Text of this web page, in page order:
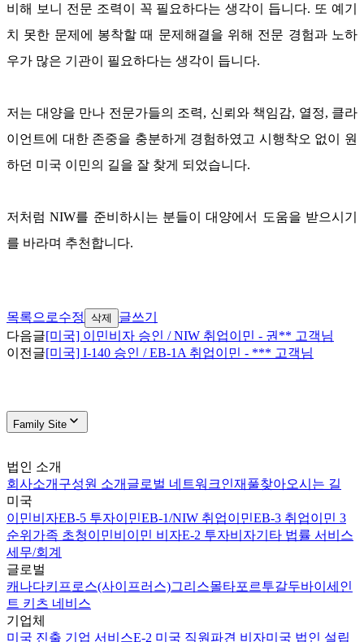
비해 보니 전문 조력이 꼭 필요하다는 생각이 듭니다. 또 예기
치 못한 문제에 봉착할 때 문제해결을 위해 전문 경험과 노하
우가 많은 기관이 필요하다는 생각이 듭니다.
저는 대양을 만나 전문가들의 조력, 신뢰와 책임감, 열정, 클라
이언트에 대한 존중을 충분하게 경험하였고 시행착오 없이 원
하던 미국 이민의 길을 잘 찾게 되었습니다.
저처럼 NIW를 준비하시는 분들이 대양에서 도움을 받으시기
를 바라며 추천합니다.
목록으로수정 삭제
글쓰기
다음글[미국] 이민비자 승인 / NIW 취업이민 - 권** 고객님
이전글[미국] I-140 승인 / EB-1A 취업이민 - *** 고객님
Family Site
법인 소개
회사소개 구성원 소개 글로벌 네트워크인재풀찾아오시는 길
미국
이민비자EB-5 투자이민EB-1/NIW 취업이민EB-3 취업이민 3
순위 가족 초청이민비이민 비자E-2 투자비자기타 법률 서비스
세무/회계
글로벌
캐나다키프로스(사이프러스)그리스몰타포르투갈두바이 세인
트 키츠 네비스
기업체
미국 진출 기업 서비스E-2 미국 직원파견 비자미국 법인 설립